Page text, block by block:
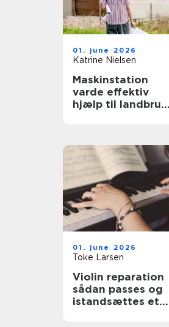
01. june 2026
Katrine Nielsen
Maskinstation
varde effektiv
hjælp til landbrug
01. june 2026
Toke Larsen
Violin reparation
sådan passes og
istandsættes et